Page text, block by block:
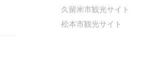
久留米市観光サイト
松本市観光サイト